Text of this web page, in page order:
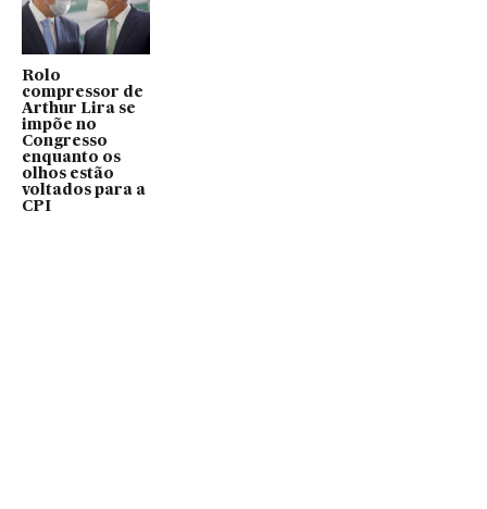
Rolo
compressor de
Arthur Lira se
impõe no
Congresso
enquanto os
olhos estão
voltados para a
CPI